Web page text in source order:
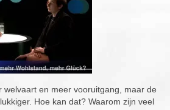
welvaart en meer vooruitgang, maar de
Hoe kan dat? Waarom zijn veel